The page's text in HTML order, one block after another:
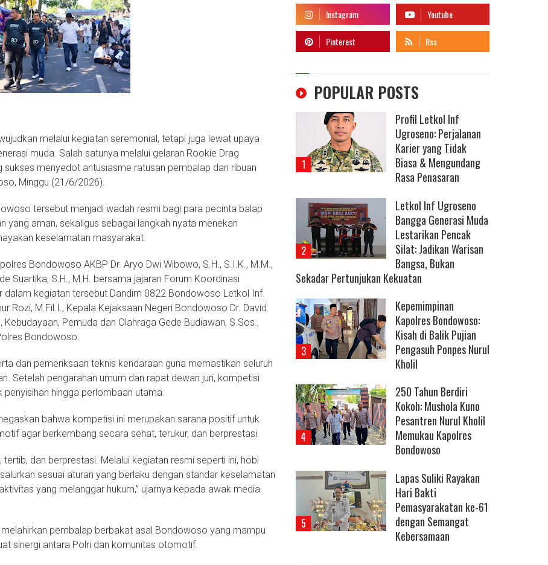
melalui kegiatan seremonial, tetapi juga lewat upaya
muda. Salah satunya melalui gelaran Rookie Drag
menyedot antusiasme ratusan pembalap dan ribuan
Minggu (21/6/2026).
tersebut menjadi wadah resmi bagi para pecinta balap
yang aman, sekaligus sebagai langkah nyata menekan
keselamatan masyarakat.
Bondowoso AKBP Dr. Aryo Dwi Wibowo, S.H., S.I.K., M.M.,
Suartika, S.H., M.H. bersama jajaran Forum Koordinasi
kegiatan tersebut Dandim 0822 Bondowoso Letkol Inf.
Rozi, M.Fil.I., Kepala Kejaksaan Negeri Bondowoso Dr. David
Kebudayaan, Pemuda dan Olahraga Gede Budiawan, S.Sos.,
Bondowoso.
dan pemeriksaan teknis kendaraan guna memastikan seluruh
Setelah pengarahan umum dan rapat dewan juri, kompetisi
hingga perlombaan utama.
bahwa kompetisi ini merupakan sarana positif untuk
agar berkembang secara sehat, terukur, dan berprestasi.
dan berprestasi. Melalui kegiatan resmi seperti ini, hobi
sesuai aturan yang berlaku dengan standar keselamatan
yang melanggar hukum,” ujarnya kepada awak media
pembalap berbakat asal Bondowoso yang mampu
sinergi antara Polri dan komunitas otomotif.
POPULAR POSTS
Profil Letkol Inf
Ugroseno: Perjalanan
Karier yang Tidak
Biasa & Mengundang
Rasa Penasaran
Letkol Inf Ugroseno
Bangga Generasi Muda
Lestarikan Pencak
Silat: Jadikan Warisan
Bangsa, Bukan
Sekadar Pertunjukan Kekuatan
Kepemimpinan
Kapolres Bondowoso:
Kisah di Balik Pujian
Pengasuh Ponpes Nurul
Kholil
250 Tahun Berdiri
Kokoh: Mushola Kuno
Pesantren Nurul Kholil
Memukau Kapolres
Bondowoso
Lapas Suliki Rayakan
Hari Bakti
Pemasyarakatan ke-61
dengan Semangat
Kebersamaan